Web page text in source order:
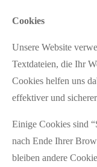
Cookies
Unsere Website
Textdateien, die Ihr
Cookies helfen uns
effektiver und
Einige Cookies sind
nach Ende Ihrer
bleiben andere